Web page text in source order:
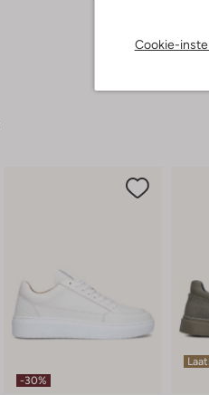
Cookie-
-30%